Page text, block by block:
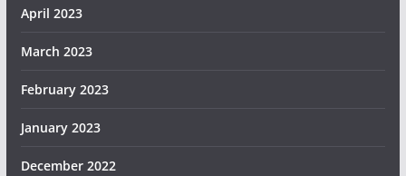
April 2023
March 2023
February 2023
January 2023
December 2022